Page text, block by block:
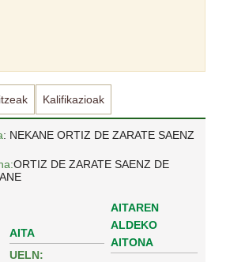
Kalifikazioak
: NEKANE ORTIZ DE ZARATE SAENZ
ORTIZ DE ZARATE SAENZ DE
AITA
UELN:
AITAREN
ALDEKO
AITONA